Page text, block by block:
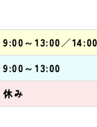
9:00～13:00／
9:00～13:00
休み